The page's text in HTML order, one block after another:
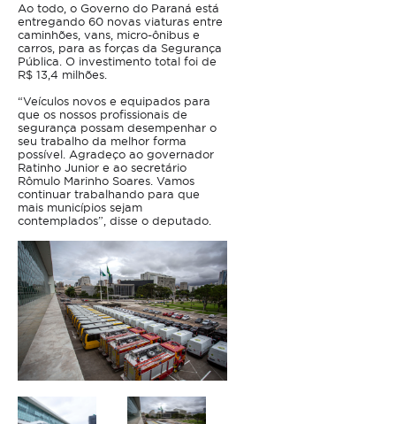
Ao todo, o Governo do Paraná está
entregando 60 novas viaturas entre
caminhões, vans, micro-ônibus e
carros, para as forças da Segurança
Pública. O investimento total foi de
R$ 13,4 milhões.
“Veículos novos e equipados para
que os nossos profissionais de
segurança possam desempenhar o
seu trabalho da melhor forma
possível. Agradeço ao governador
Ratinho Junior e ao secretário
Rômulo Marinho Soares. Vamos
continuar trabalhando para que
mais municípios sejam
contemplados”, disse o deputado.